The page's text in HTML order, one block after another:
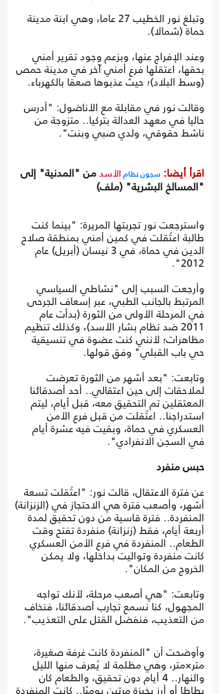
وتبلغ نور الخطيب 27 عاما، وهي ابنة مدينة
حماة (شمالا).
وعند الإفراج عنها، وبزعم وجود تقرير أمني
بحقها، اعتقلها فرع أمني آخر في مدينة حمص
(وسط البلاد)؛ حيث عذبوها صعقا بالكهرباء.
وقالت نور في مقابلة مع الأناضول: "أدرس
حاليا في معهد العدالة بتركيا.. متزوجة من
ناشط حقوقي، ولدي صبي وبنت".
اقرأ أيضا: سجون نظام الأسد من "المدنية" إلى
"المسالخ البشرية" (ملف)
واسترجعت نور تجربتها المريرة: "بينما كنت
طالبة اعتُقلت في كمين أمني بمنطقة صلاح
الدين في حماة، في 3 نيسان (أبريل) عام
2012".
وأرجعت السبب إلى "نشاطي السياسي
المرتبط بالجانب الطبي، عبر إسعاف الجرحى
في المرحلة الأولى من الثورة (بدأت عام
2011 ضد نظام بشار الأسد)، وكذلك تنظيم
مظاهرات؛ لأنني كنت عضوة في تنسيقية
حي باب القبلي" وفق قولها.
وتابعت: "بعد أشهر من الثورة تعرضت
لملاحقات إلى حين اعتقالي.. أحد أصدقائنا
المعتقلين تم التحقيق معه، قبل أيام، ليتم
استدراجنا.. اعتُقلت من قبل فرع الأمن
العسكري في حماة، وبقيت فيه عشرة أيام
في السجن الانفرادي".
حبس منفرد
عن فترة الاعتقال، قالت نور: "اعتُقلت تسعة
أشهر، وأصعب فترة هي الاحتجاز في (الزنزانة)
المنفردة.. فترة قاسية من دون تحقيق لمدة
أربعة أيام، فقط (زنزانة) منفردة تفتح وقت
الطعام.. المنفردة في فرع الأمن العسكري
كانت منفردة وتواليت بداخلها، ولا يمكن
الخروج من المكان".
وتابعت: "هي أصعب مرحلة، لأنك تواجه
المجهول، كنا نسمع تجارب أصدقائنا، فنخاف
من التعذيب، فنفضل القتل على التعذيب".
وأوضحت أن "المنفردة كانت غرفة صغيرة،
متر×متر، وهي مظلمة لا يُعرف منها الليل
والنهار.. 4 أيام دون تحقيق، والطعام كان
بطاطا أو أرز بخبزة مرتين يوميًا.. كانت المنفردة